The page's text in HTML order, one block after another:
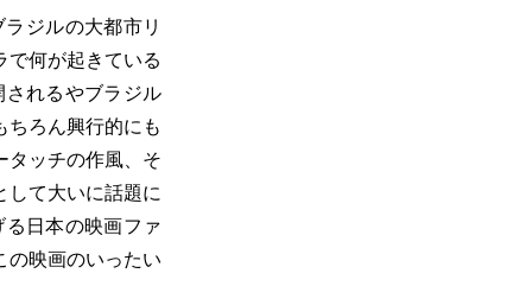
ジルの大都市リ
で何が起きている
れるやブラジル
ちろん興行的にも
タッチの作風、そ
して大いに話題に
日本の映画ファ
映画のいったい